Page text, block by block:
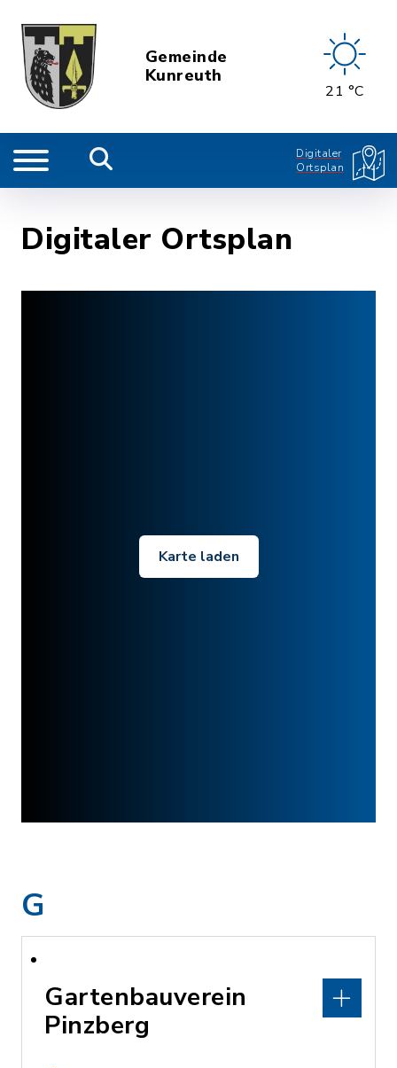
Gemeinde
Kunreuth
21 °C
Digitaler
Ortsplan
Digitaler Ortsplan
Karte laden
G
Gartenbauverein
Pinzberg